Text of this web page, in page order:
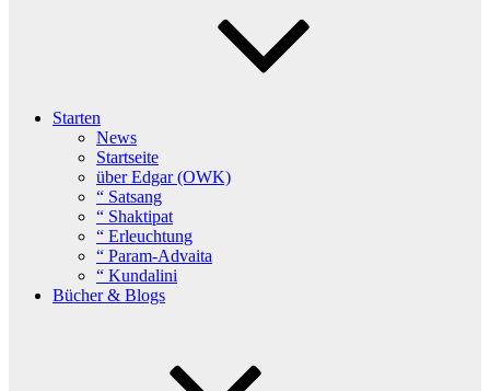
Starten
News
Startseite
über Edgar (OWK)
“ Satsang
“ Shaktipat
“ Erleuchtung
“ Param-Advaita
“ Kundalini
Bücher & Blogs